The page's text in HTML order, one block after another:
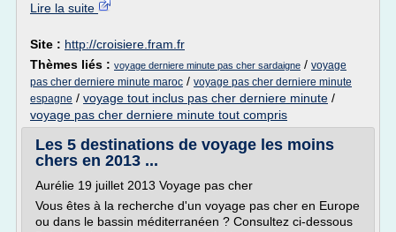
Lire la suite
Site : http://croisiere.fram.fr
Thèmes liés : voyage derniere minute pas cher sardaigne / voyage
pas cher derniere minute maroc / voyage pas cher derniere minute
espagne / voyage tout inclus pas cher derniere minute /
voyage pas cher derniere minute tout compris
Les 5 destinations de voyage les moins
chers en 2013 ...
Aurélie 19 juillet 2013 Voyage pas cher
Vous êtes à la recherche d'un voyage pas cher en Europe
ou dans le bassin méditerranéen ? Consultez ci-dessous